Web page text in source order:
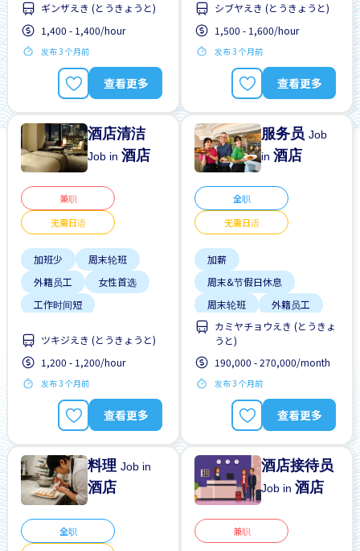
无经验要求
男性首选
靠近车站
ギンザえき (とうきょうと)
1,400 - 1,400/hour
发布 3 个月前
查看更多
每日支付
男性首选
自行车停放处
シブヤえき (とうきょうと)
1,500 - 1,600/hour
发布 3 个月前
查看更多
酒店清洁
Job in酒店
兼职
无需日语
加班少
周末轮班
外籍员工
女性首选
工作时间短
无经验要求
ツキジえき (とうきょうと)
1,200 - 1,200/hour
发布 3 个月前
查看更多
服务员Job
in酒店
全职
无需日语
加薪
周末&节假日休息
周末轮班
外籍员工
奖励
学生签证首选
支付交通费
无日本语要求
早班
カミヤチョウえき (とうきょ
うと)
190,000 - 270,000/month
发布 3 个月前
查看更多
料理Job in
酒店
全职
酒店接待员
Job in酒店
兼职